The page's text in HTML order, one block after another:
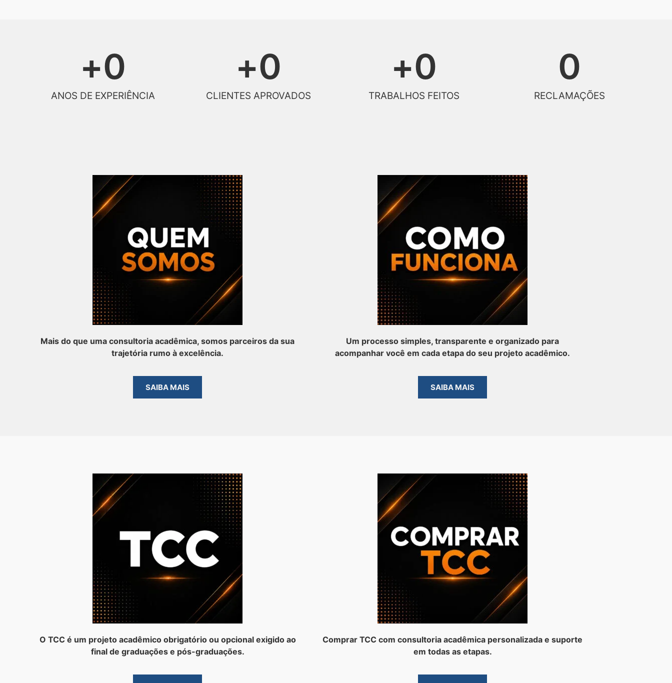
ANOS DE EXPERIÊNCIA
+0
CLIENTES APROVADOS
+0
TRABALHOS FEITOS
+0
RECLAMAÇÕES
0
Mais do que uma consultoria acadêmica, somos parceiros da sua
trajetória rumo à excelência.
SAIBA MAIS
Um processo simples, transparente e organizado para
acompanhar você em cada etapa do seu projeto acadêmico.
SAIBA MAIS
O TCC é um projeto acadêmico obrigatório ou opcional exigido ao
final de graduações e pós-graduações.
Comprar TCC com consultoria acadêmica personalizada e suporte
em todas as etapas.